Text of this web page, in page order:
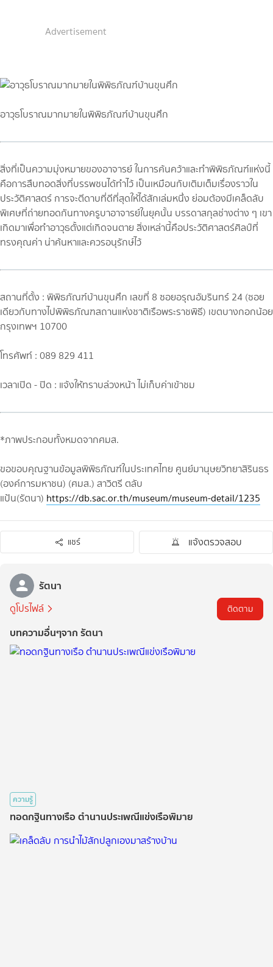
Advertisement
อาวุธโบราณมากมายในพิพิธภัณฑ์บ้านขุนศึก
สิ่งที่เป็นความมุ่งหมายของอาจารย์ ในการค้นคว้าและทำพิพิธภัณฑ์แห่งนี้
คือการสืบทอดสิ่งที่บรรพชนได้ทำไว้ เป็นเหมือนกับเติมเต็มเรื่องราวใน
ประวัติศาสตร์ การจะตีดาบที่ดีที่สุดให้ได้สักเล่มหนึ่ง ย่อมต้องมีเคล็ดลับ
พิเศษที่ถ่ายทอดกันทางครูบาอาจารย์ในยุคนั้น บรรดาสกุลช่างต่าง ๆ เขา
เกิดมาเพื่อทำอาวุธตั้งแต่เกิดจนตาย สิ่งเหล่านี้คือประวัติศาสตร์ศิลป์ที่
ทรงคุณค่า น่าค้นหาและควรอนุรักษ์ไว้
สถานที่ตั้ง : พิพิธภัณฑ์บ้านขุนศึก เลขที่ 8 ซอยอรุณอัมรินทร์ 24 (ซอย
เดียวกับทางไปพิพิธภัณฑสถานแห่งชาติเรือพระราชพิธี) เขตบางกอกน้อย
กรุงเทพฯ 10700
โทรศัพท์ : 089 829 411
เวลาเปิด - ปิด : แจ้งให้ทราบล่วงหน้า ไม่เก็บค่าเข้าชม
*ภาพประกอบทั้งหมดจากศมส.
ขอขอบคุณฐานข้อมูลพิพิธภัณฑ์ในประเทศไทย ศูนย์มานุษยวิทยาสิรินธร
(องค์การมหาชน) (ศมส.) สาวิตรี ตลับ
แป้น(รัตนา) https://db.sac.or.th/museum/museum-detail/1235
แชร์ แจ้งตรวจสอบ
รัตนา
ดูโปรไฟล์ ติดตาม
บทความอื่นๆจาก รัตนา
ความรู้
ทอดกฐินทางเรือ ตำนานประเพณีแข่งเรือพิมาย